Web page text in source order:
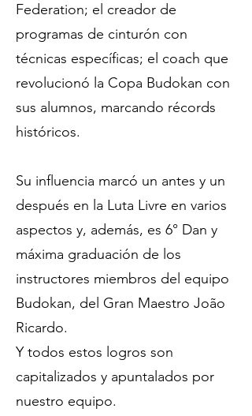
Federation; el creador de
programas de cinturón con
técnicas específicas; el coach que
revolucionó la Copa Budokan con
sus alumnos, marcando récords
históricos.
Su influencia marcó un antes y un
después en la Luta Livre en varios
aspectos y, además, es 6° Dan y
máxima graduación de los
instructores miembros del equipo
Budokan, del Gran Maestro João
Ricardo.
Y todos estos logros son
capitalizados y apuntalados por
nuestro equipo.